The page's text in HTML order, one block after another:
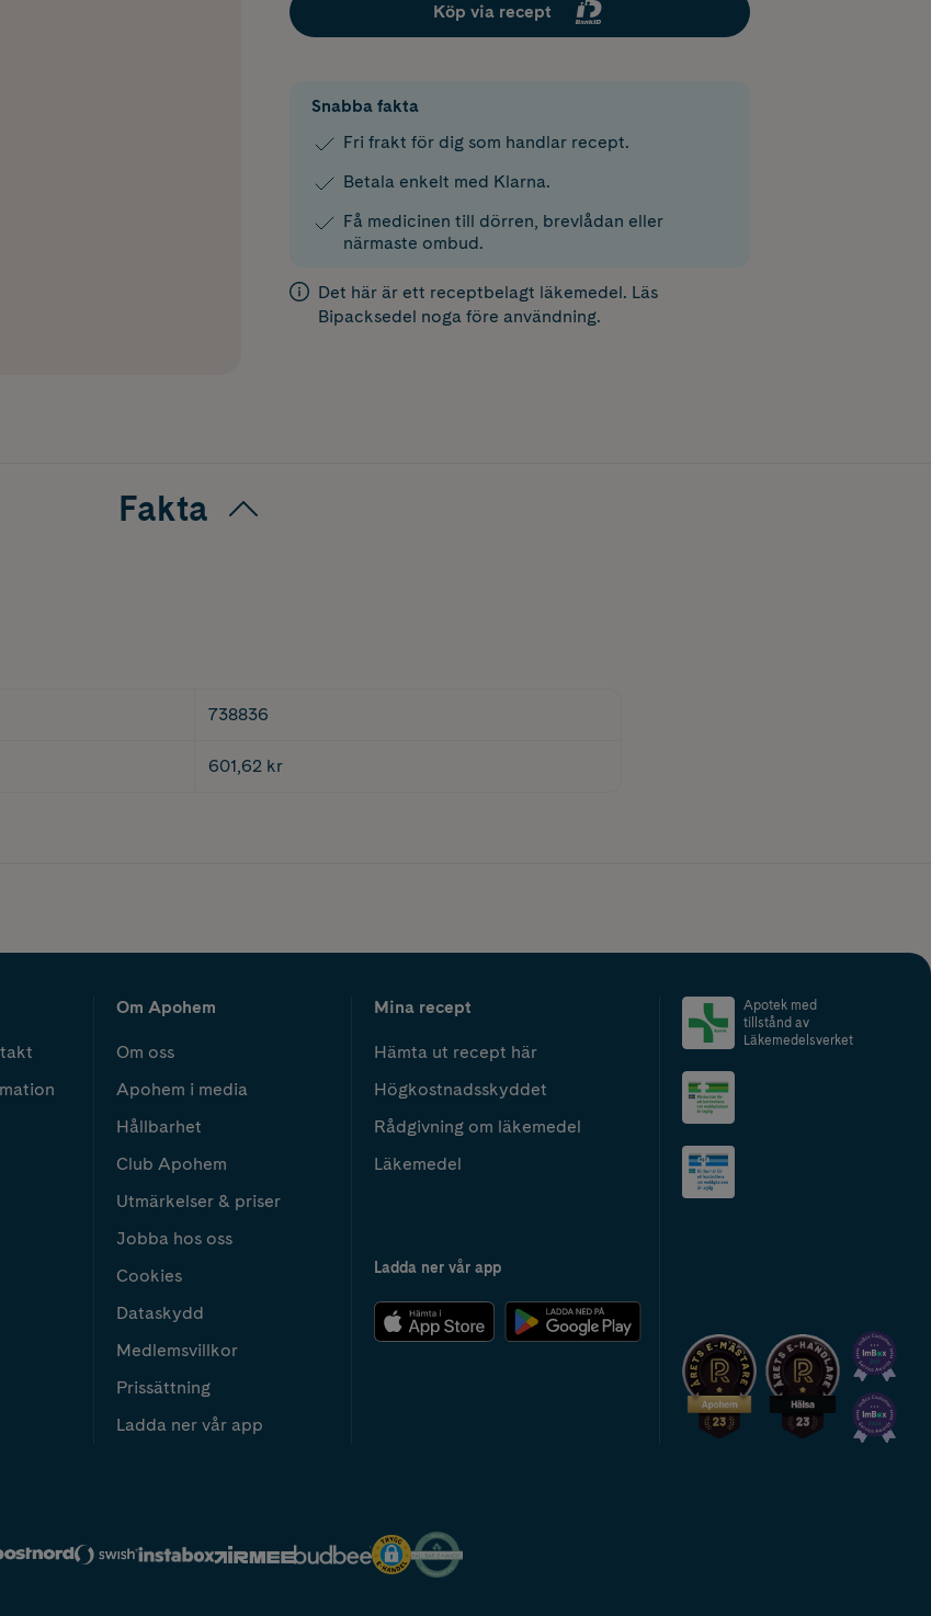
Köp via recept
Snabba fakta
Fri frakt för dig som handlar recept.
Betala enkelt med Klarna.
Få medicinen till dörren, brevlådan eller
närmaste ombud.
Det här är ett receptbelagt läkemedel. Läs
Bipacksedel noga före användning.
Fakta
738836
601,62 kr
Om Apohem
Om oss
Apohem i media
Hållbarhet
Club Apohem
Utmärkelser & priser
Jobba hos oss
Cookies
Dataskydd
Medlemsvillkor
Prissättning
Ladda ner vår app
Mina recept
Hämta ut recept här
Högkostnadsskyddet
Rådgivning om läkemedel
Läkemedel
Ladda ner vår app
Apotek med
tillstånd av
Läkemedelsverket
2024